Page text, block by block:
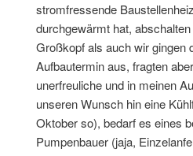
stromfressende
durchgewärmt hat,
Großkopf als auch wir gingen
Aufbautermin aus, fragten
unerfreuliche und in meinen
unseren Wunsch hin eine
Oktober so), bedarf es eines
Pumpenbauer (jaja,